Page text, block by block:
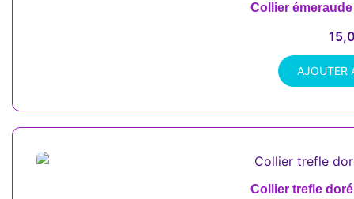
Collier
AJOUTER
Collier trefle